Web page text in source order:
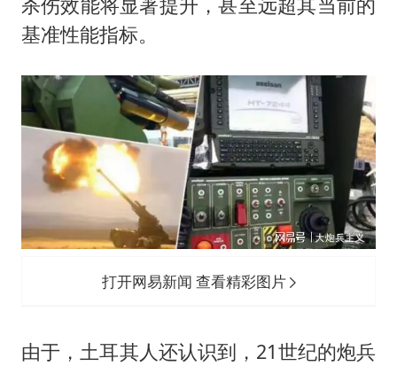
基准性能指标。
打开网易新闻 查看精彩图片
由于，土耳其人还认识到，21世纪的炮兵